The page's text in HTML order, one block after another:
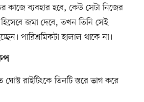
কাজে ব্যবহার হবে, কেউ সেটা নিজের
হিসেবে জমা দেবে, তখন তিনি সেই
পারিশ্রমিকটা হালাল থাকে না।
ঘোস্ট রাইটিংকে তিনটি স্তরে ভাগ করে